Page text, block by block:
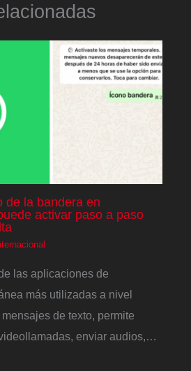
de la bandera en
activar paso a paso
las aplicaciones de
más utilizadas a nivel
de texto, permite
enviar audios,…